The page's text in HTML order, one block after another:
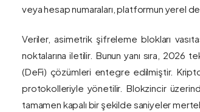
veya hesap numaraları, platformun yerel
Veriler, asimetrik şifreleme blokları
noktalarına iletilir. Bunun yanı sıra,
(DeFi) çözümleri entegre edilmiştir.
protokolleriyle yönetilir. Blokzincir
tamamen kapalı bir şekilde saniyeler